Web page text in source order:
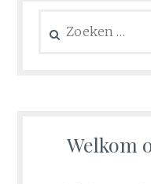
naar:
Welkom